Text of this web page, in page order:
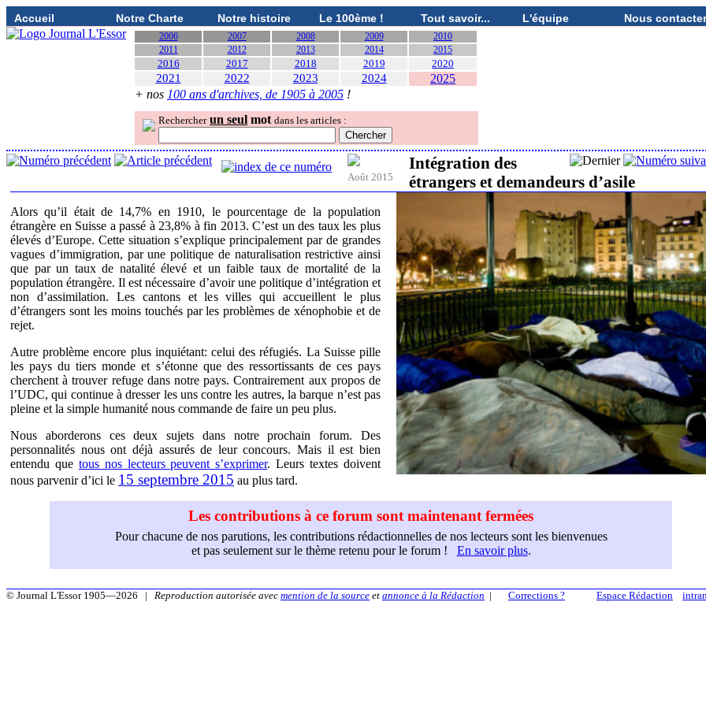
Accueil Notre Charte Notre histoire Le 100ème ! Tout savoir... L'équipe Nous contacter
2006 2007 2008 2009
2010
2011
2012 2013 2014 2015
2016 2017 2018 2019 2020
2021 2022 2023 2024
2025
+ nos 100 ans d'archives, de 1905 à 2005 !
Rechercher un seul mot dans les articles :
Août 2015
Intégration des
étrangers et demandeurs d’asile
Alors qu’il était de 14,7% en 1910, le pourcentage de la population
étrangère en Suisse a passé à 23,8% à fin 2013. C’est un des taux les plus
élevés d’Europe. Cette situation s’explique principalement par de grandes
vagues d’immigration, par une politique de naturalisation restrictive ainsi
que par un taux de natalité élevé et un faible taux de mortalité de la
population étrangère. Il est nécessaire d’avoir une politique d’intégration et
non d’assimilation. Les cantons et les villes qui accueillent le plus
d’étrangers sont les moins touchés par les problèmes de xénophobie et de
rejet.
Autre problème encore plus inquiétant: celui des réfugiés. La Suisse pille
les pays du tiers monde et s’étonne que des ressortissants de ces pays
cherchent à trouver refuge dans notre pays. Contrairement aux propos de
l’UDC, qui continue à dresser les uns contre les autres, la barque n’est pas
pleine et la simple humanité nous commande de faire un peu plus.
Nous aborderons ces deux sujets dans notre prochain forum. Des
personnalités nous ont déjà assurés de leur concours. Mais il est bien
entendu que tous nos lecteurs peuvent s’exprimer. Leurs textes doivent
nous parvenir d’ici le 15 septembre 2015 au plus tard.
Les contributions à ce forum sont maintenant fermées
Pour chacune de nos parutions, les contributions rédactionnelles de nos lecteurs sont les bienvenues
et pas seulement sur le thème retenu pour le forum ! En savoir plus.
Espace Rédaction
© Journal L'Essor 1905—2026 | Reproduction autorisée avec mention de la source et annonce à la Rédaction | Corrections ?